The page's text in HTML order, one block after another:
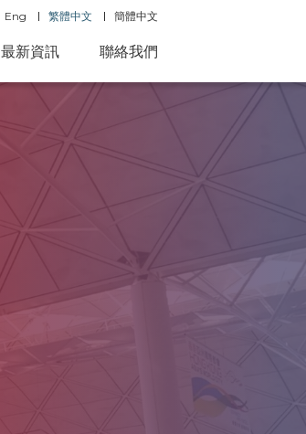
Eng 繁體中文 簡體中文
最新資訊 聯絡我們